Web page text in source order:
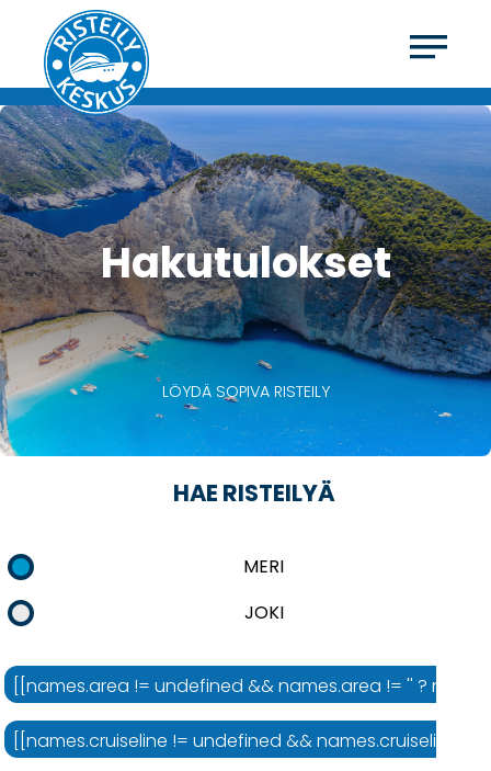
Hakutulokset
LÖYDÄ SOPIVA RISTEILY
HAE RISTEILYÄ
MERI
JOKI
[[names.area != undefined && names.area != '' ?
[[names.cruiseline != undefined && names.cruiseline